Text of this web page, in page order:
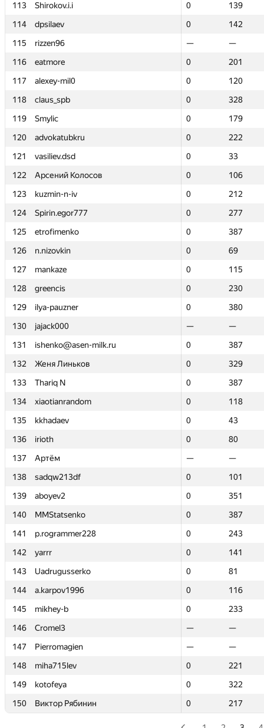
113
Shirokov.i.i 0
139
114
dpsilaev 0
142
115
rizzen96 —
—
116
eatmore 0
201
117
alexey-mil0 0
120
118
claus_spb 0
328
119
Smylic 0
179
120
advokatubkru 0
222
121
vasiliev.dsd 0
33
122
Арсений Колосов 0
106
123
kuzmin-n-iv 0
212
124
Spirin.egor777 0
277
125
etrofimenko 0
387
126
n.nizovkin 0
69
127
mankaze 0
115
128
greencis 0
230
129
ilya-pauzner 0
380
130
jajack000 —
—
131
ishenko@asen-milk.ru 0
387
132
Женя Линьков 0
329
133
Thariq N 0
387
134
xiaotianrandom 0
118
135
kkhadaev 0
43
136
irioth 0
80
137
Артём —
—
138
sadqw213df 0
101
139
aboyev2 0
351
140
MMStatsenko 0
387
141
p.rogrammer228 0
243
142
yarrr 0
141
143
Uadrugusserko 0
81
144
a.karpov1996 0
116
145
mikhey-b 0
233
146
Cromel3 —
—
147
Pierromagien —
—
148
miha715lev 0
221
149
kotofeya 0
322
150
Виктор Рябинин 0 217
113
Shirokov.i.i 0
139
114
dpsilaev 0
142
115
rizzen96 —
—
116
eatmore 0
201
117
alexey-mil0 0
120
118
claus_spb 0
328
119
Smylic 0
179
120
advokatubkru 0
222
121
vasiliev.dsd 0
33
122
Арсений Колосов 0
106
123
kuzmin-n-iv 0
212
124
Spirin.egor777 0
277
125
etrofimenko 0
387
126
n.nizovkin 0
69
127
mankaze 0
115
128
greencis 0
230
129
ilya-pauzner 0
380
130
jajack000 —
—
131
ishenko@asen-milk.ru 0
387
132
Женя Линьков 0
329
133
Thariq N 0
387
134
xiaotianrandom 0
118
135
kkhadaev 0
43
136
irioth 0
80
137
Артём —
—
138
sadqw213df 0
101
139
aboyev2 0
351
140
MMStatsenko 0
387
141
p.rogrammer228 0
243
142
yarrr 0
141
143
Uadrugusserko 0
81
144
a.karpov1996 0
116
145
mikhey-b 0
233
146
Cromel3 —
—
147
Pierromagien —
—
148
miha715lev 0
221
149
kotofeya 0
322
150
Виктор Рябинин 0 217